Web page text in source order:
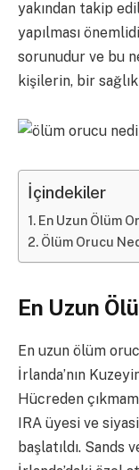
yakından takip
yapılması
sorunudur ve bu
kişilerin, bir sağlık
İçindekiler
En Uzun Ölüm
Ölüm Orucu
En Uzun
En uzun ölüm
İrlanda’nın
Hücreden
IRA üyesi ve
başlatıldı. Sands